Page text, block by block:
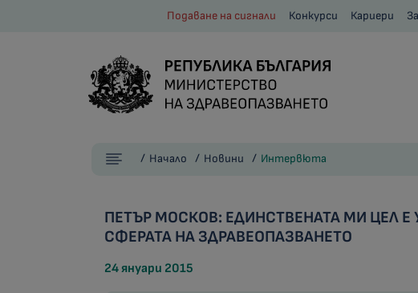
Подаване на сигнали Конкурси Кариери
Начало Новини Интервюта
ПЕТЪР МОСКОВ: ЕДИНСТВЕНАТА МИ ЦЕЛ Е
СФЕРАТА НА ЗДРАВЕОПАЗВАНЕТО
24 януари 2015